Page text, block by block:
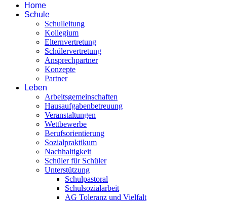
Home
Schule
Schulleitung
Kollegium
Elternvertretung
Schülervertretung
Ansprechpartner
Konzepte
Partner
Leben
Arbeitsgemeinschaften
Hausaufgabenbetreuung
Veranstaltungen
Wettbewerbe
Berufsorientierung
Sozialpraktikum
Nachhaltigkeit
Schüler für Schüler
Unterstützung
Schulpastoral
Schulsozialarbeit
AG Toleranz und Vielfalt